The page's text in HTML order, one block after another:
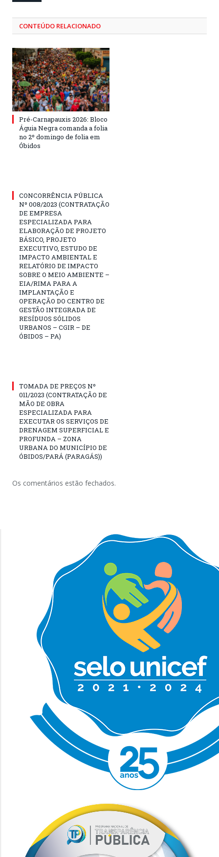
CONTEÚDO RELACIONADO
Pré-Carnapauxis 2026: Bloco
Águia Negra comanda a folia
no 2º domingo de folia em
Óbidos
CONCORRÊNCIA PÚBLICA
Nº 008/2023 (CONTRATAÇÃO
DE EMPRESA
ESPECIALIZADA PARA
ELABORAÇÃO DE PROJETO
BÁSICO, PROJETO
EXECUTIVO, ESTUDO DE
IMPACTO AMBIENTAL E
RELATÓRIO DE IMPACTO
SOBRE O MEIO AMBIENTE –
EIA/RIMA PARA A
IMPLANTAÇÃO E
OPERAÇÃO DO CENTRO DE
GESTÃO INTEGRADA DE
RESÍDUOS SÓLIDOS
URBANOS – CGIR – DE
ÓBIDOS – PA)
TOMADA DE PREÇOS Nº
011/2023 (CONTRATAÇÃO DE
MÃO DE OBRA
ESPECIALIZADA PARA
EXECUTAR OS SERVIÇOS DE
DRENAGEM SUPERFICIAL E
PROFUNDA – ZONA
URBANA DO MUNICÍPIO DE
ÓBIDOS/PARÁ (PARAGÁS))
Os comentários estão fechados.